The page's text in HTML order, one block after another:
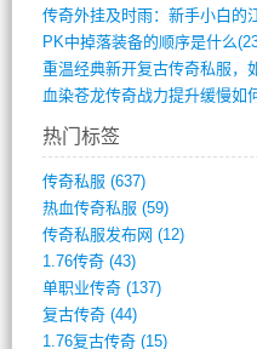
PK中掉落装备的顺序是什么
热门标签
传奇私服 (637)
热血传奇私服 (59)
传奇私服发布网 (12)
1.76传奇(43)
单职业传奇(137)
复古传奇(44)
1.76复古传奇(15)